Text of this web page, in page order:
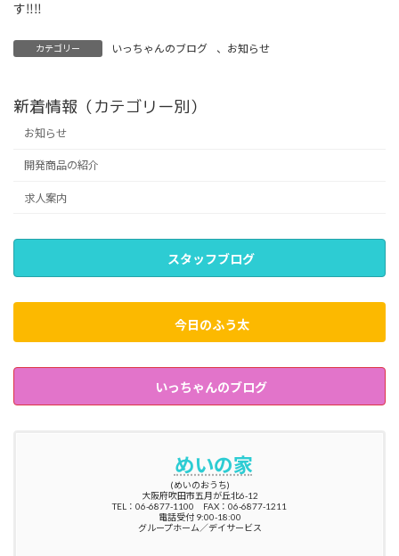
す‼‼
カテゴリー いっちゃんのブログ 、 お知らせ
新着情報（カテゴリー別）
お知らせ
開発商品の紹介
求人案内
スタッフブログ
今日のふう太
いっちゃんのブログ
めいの家
(めいのおうち)
大阪府吹田市五月が丘北6-12
TEL：06-6877-1100 FAX：06-6877-1211
電話受付 9:00-18:00
グループホーム／デイサービス